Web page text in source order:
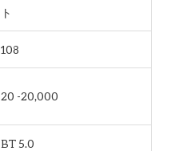
ト
108
20 -20,000
BT 5.0